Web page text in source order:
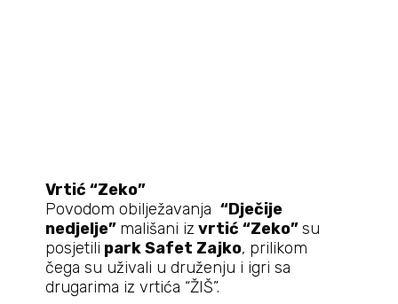
Vrtić “Zeko”
Povodom obilježavanja “Dječije
nedjelje” mališani iz vrtić “Zeko”su
posjetili park Safet Zajko, prilikom
čega su uživali u druženju i igri sa
drugarima iz vrtića “ŽIŠ”.